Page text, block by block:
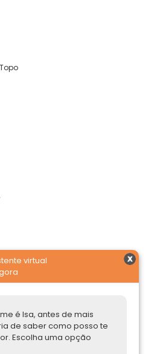
virtual
é Isa, antes de mais
de saber como posso te
Escolha uma opção